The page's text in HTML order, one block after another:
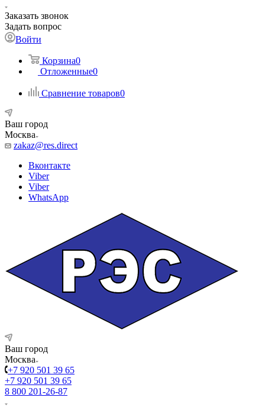
Заказать звонок
Задать вопрос
Войти
Корзина0
Отложенные0
Сравнение товаров0
Ваш город
Москва
zakaz@res.direct
Вконтакте
Viber
Viber
WhatsApp
Ваш город
Москва
+7 920 501 39 65
+7 920 501 39 65
8 800 201-26-87